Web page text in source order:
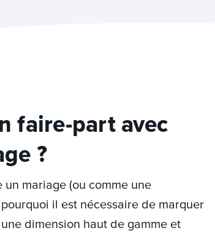
faire-part avec
?
mariage (ou comme une
il est nécessaire de marquer
dimension haut de gamme et